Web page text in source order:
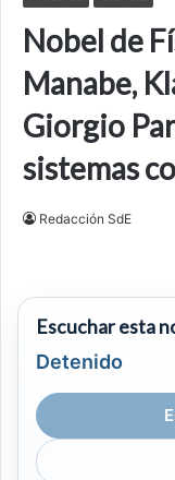
Nobel de
Manabe,
Giorgio
sistemas
Redacción SdE
Escuchar esta
Detenido